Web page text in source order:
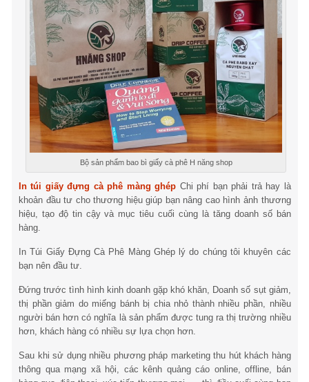
Bộ sản phẩm bao bì giấy cà phê H năng shop
In túi giấy đựng cà phê màng ghép Chi phí bạn phải trả hay là
khoản đầu tư cho thương hiệu giúp bạn nâng cao hình ảnh thương
hiệu, tạo độ tin cậy và mục tiêu cuối cùng là tăng doanh số bán
hàng.
In Túi Giấy Đựng Cà Phê Màng Ghép lý do chúng tôi khuyên các
bạn nên đầu tư.
Đứng trước tình hình kinh doanh gặp khó khăn, Doanh số sụt giảm,
thị phần giảm do miếng bánh bị chia nhỏ thành nhiều phần, nhiều
người bán hơn có nghĩa là sản phẩm được tung ra thị trường nhiều
hơn, khách hàng có nhiều sự lựa chọn hơn.
Sau khi sử dụng nhiều phương pháp marketing thu hút khách hàng
thông qua mạng xã hội, các kênh quảng cáo online, offline, bán